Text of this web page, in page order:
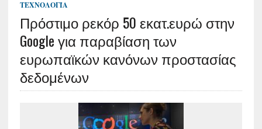
ΤΕΧΝΟΛΟΓΊΑ
Πρόστιμο ρεκόρ 50 εκατ.ευρώ στην
Google για παραβίαση των
ευρωπαϊκών κανόνων προστασίας
δεδομένων